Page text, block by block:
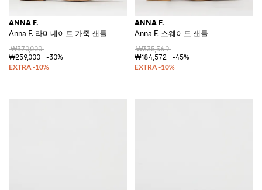
ANNA F.
Anna F. 라미네이트 가죽 샌들
₩370,000
₩259,000
-30%
ANNA F.
Anna F. 스웨이드 샌들
₩335,569
₩184,572
-45%